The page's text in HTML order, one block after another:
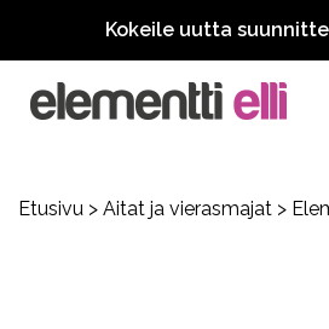
Kokeile uutta
Etusivu > Aitat ja vierasmajat >